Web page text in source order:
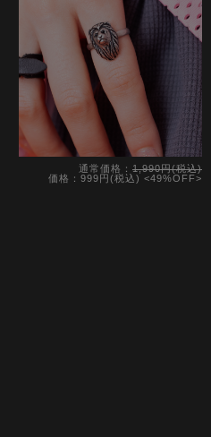
通常価格： 1,990円(税込)
価格：999円(税込) <49%OFF>